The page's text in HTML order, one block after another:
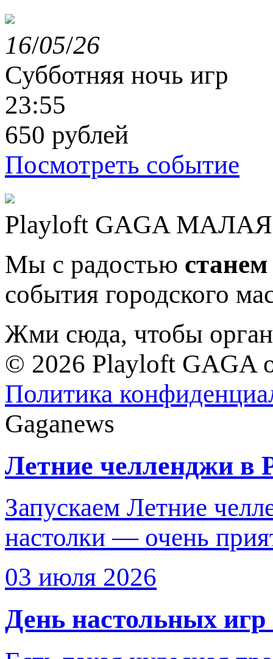
16/05/26
Субботняя ночь игр
23:55
650 рублей
Посмотреть событие
Playloft GAGA МАЛАЯ
Мы с радостью
события городского
Жми сюда, чтобы
© 2026 Playloft GAGA
Политика
Gaganews
Летние челленджи в
Запускаем Летние
настолки — очень
03 июля 2026
День настольных